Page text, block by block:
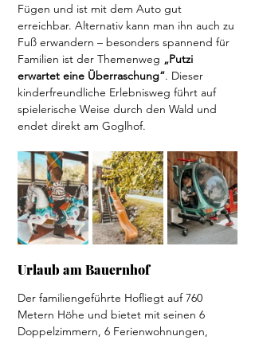
Fügen und ist mit dem Auto gut
erreichbar. Alternativ kann man ihn auch zu
Fuß erwandern – besonders spannend für
Familien ist der Themenweg „Putzi
erwartet eine Überraschung“. Dieser
kinderfreundliche Erlebnisweg führt auf
spielerische Weise durch den Wald und
endet direkt am Goglhof.
Urlaub am Bauernhof
Der familiengeführte Hofliegt auf 760
Metern Höhe und bietet mit seinen 6
Doppelzimmern, 6 Ferienwohnungen,